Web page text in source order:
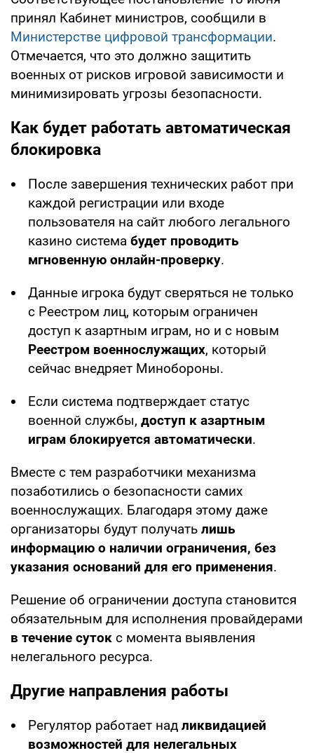
принял Кабинет министров, сообщили в
Министерстве цифровой трансформации.
Отмечается, что это должно защитить
военных от рисков игровой зависимости и
минимизировать угрозы безопасности.
Как будет работать автоматическая
блокировка
После завершения технических работ при
каждой регистрации или входе
пользователя на сайт любого легального
казино система будет проводить
мгновенную онлайн-проверку.
Данные игрока будут сверяться не только
с Реестром лиц, которым ограничен
доступ к азартным играм, но и с новым
Реестром военнослужащих, который
сейчас внедряет Минобороны.
Если система подтверждает статус
военной службы, доступ к азартным
играм блокируется автоматически.
Вместе с тем разработчики механизма
позаботились о безопасности самих
военнослужащих. Благодаря этому даже
организаторы будут получать лишь
информацию о наличии ограничения, без
указания оснований для его применения.
Решение об ограничении доступа становится
обязательным для исполнения провайдерами
в течение суток с момента выявления
нелегального ресурса.
Другие направления работы
Регулятор работает над ликвидацией
возможностей для нелегальных